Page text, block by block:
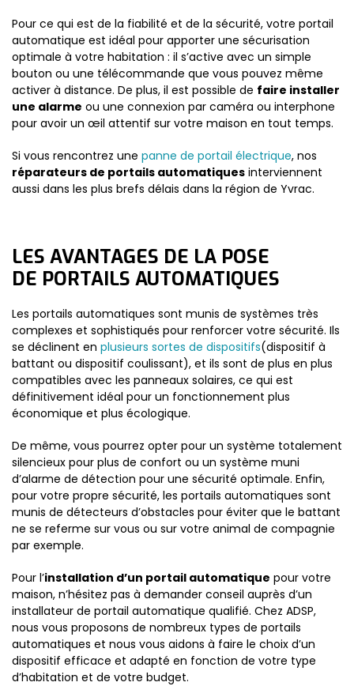
Pour ce qui est de la fiabilité et de la sécurité, votre portail
automatique est idéal pour apporter une sécurisation
optimale à votre habitation : il s’active avec un simple
bouton ou une télécommande que vous pouvez même
activer à distance. De plus, il est possible de faire installer
une alarme ou une connexion par caméra ou interphone
pour avoir un œil attentif sur votre maison en tout temps.
Si vous rencontrez une panne de portail électrique, nos
réparateurs de portails automatiques interviennent
aussi dans les plus brefs délais dans la région de Yvrac.
LES AVANTAGES DE LA POSE
DE PORTAILS AUTOMATIQUES
Les portails automatiques sont munis de systèmes très
complexes et sophistiqués pour renforcer votre sécurité. Ils
se déclinent en plusieurs sortes de dispositifs(dispositif à
battant ou dispositif coulissant), et ils sont de plus en plus
compatibles avec les panneaux solaires, ce qui est
définitivement idéal pour un fonctionnement plus
économique et plus écologique.
De même, vous pourrez opter pour un système totalement
silencieux pour plus de confort ou un système muni
d’alarme de détection pour une sécurité optimale. Enfin,
pour votre propre sécurité, les portails automatiques sont
munis de détecteurs d’obstacles pour éviter que le battant
ne se referme sur vous ou sur votre animal de compagnie
par exemple.
Pour l’installation d’un portail automatique pour votre
maison, n’hésitez pas à demander conseil auprès d’un
installateur de portail automatique qualifié. Chez ADSP,
nous vous proposons de nombreux types de portails
automatiques et nous vous aidons à faire le choix d’un
dispositif efficace et adapté en fonction de votre type
d’habitation et de votre budget.